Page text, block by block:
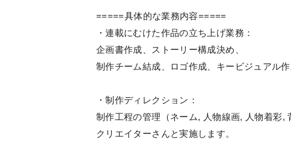
=====具体的な業務内容=====
・連載にむけた作品の立ち上げ業務：
企画書作成、ストーリー構成決め、
制作チーム結成、ロゴ作成、キービジュアル
・制作ディレクション：
制作工程の管理（ネーム, 人物線画, 人物着彩,
クリエイターさんと実施します。